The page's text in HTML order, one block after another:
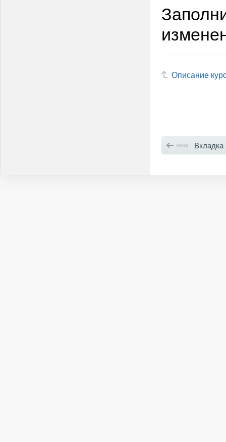
Описание
назад Вкладка